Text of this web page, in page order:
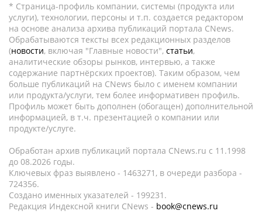
* Страница-профиль компании, системы (продукта или
услуги), технологии, персоны и т.п. создается редактором
на основе анализа архива публикаций портала CNews.
Обрабатываются тексты всех редакционных разделов
(новости, включая "Главные новости", статьи,
аналитические обзоры рынков, интервью, а также
содержание партнёрских проектов). Таким образом, чем
больше публикаций на CNews было с именем компании
или продукта/услуги, тем более информативен профиль.
Профиль может быть дополнен (обогащен) дополнительной
информацией, в т.ч. презентацией о компании или
продукте/услуге.
Обработан архив публикаций портала CNews.ru c 11.1998
до 08.2026 годы.
Ключевых фраз выявлено - 1463271, в очереди разбора -
724356.
Создано именных указателей - 199231.
Редакция Индексной книги CNews - book@cnews.ru